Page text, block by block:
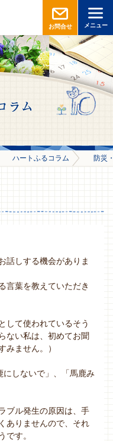
お問合せ メニュー
ハートふるコラム 防災
話しする機会がありま
言葉を教えていただき
して使われているそう
ない私は、初めてお聞
みません。）
しないで」、「馬鹿み
ブル発生の原因は、手
ありませんので、それ
です。